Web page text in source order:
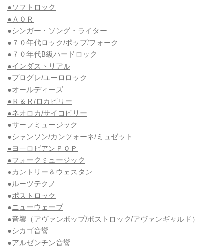
●ソフトロック
●ＡＯＲ
●シンガー・ソング・ライター
●７０年代ロック/ポップ/フォーク
●７０年代B級ハードロック
●インダストリアル
●プログレ/ユーロロック
●オールディーズ
●Ｒ＆Ｒ/ロカビリー
●ネオロカ/サイコビリー
●サーフミュージック
●シャンソン/カンツォーネ/ミュゼット
●ヨーロピアンＰＯＰ
●フォークミュージック
●カントリー＆ウェスタン
●ルーツテクノ
●ポストロック
●ニューウェーブ
●音響（アヴァンポップ/ポストロック/アヴァンギャルド）
●シカゴ音響
●アルゼンチン音響